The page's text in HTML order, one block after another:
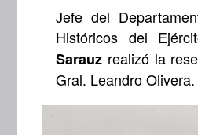
Jefe del
Históricos del
Sarauz realizó la
Gral. Leandro Olivera.